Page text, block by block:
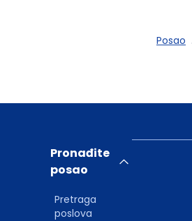
Posao
Pronađite
posao
Pretraga
poslova